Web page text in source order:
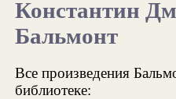
Константин
Бальмонт
Все произведения
библиотеке: